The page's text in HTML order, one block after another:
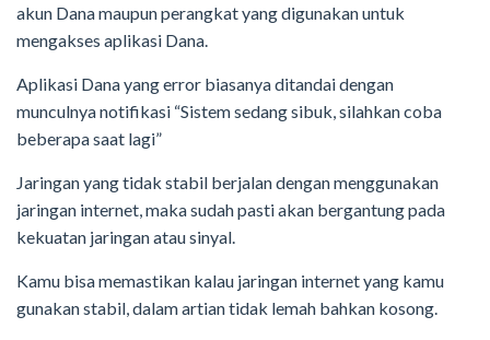
akun Dana maupun perangkat yang digunakan untuk
mengakses aplikasi Dana.
Aplikasi Dana yang error biasanya ditandai dengan
munculnya notifikasi “Sistem sedang sibuk, silahkan coba
beberapa saat lagi”
Jaringan yang tidak stabil berjalan dengan menggunakan
jaringan internet, maka sudah pasti akan bergantung pada
kekuatan jaringan atau sinyal.
Kamu bisa memastikan kalau jaringan internet yang kamu
gunakan stabil, dalam artian tidak lemah bahkan kosong.